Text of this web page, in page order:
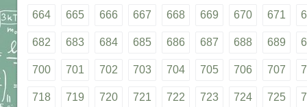
664 665 666 667 668 669 670 671
682 683 684 685 686 687 688 689
700 701 702 703 704 705 706 707
718 719 720 721 722 723 724 725